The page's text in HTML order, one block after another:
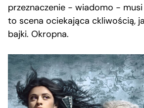
przeznaczenie − wiadomo −
to scena ociekająca ckliwością,
bajki. Okropna.